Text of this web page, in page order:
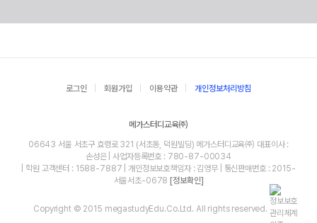
로그인 회원가입 이용약관 개인정보처리방침
메가스터디교육㈜
06643 서울 서초구 효령로 321 (서초동, 덕원빌딩) 메가스터디교육㈜ 대표이사 :
손성은 | 사업자등록번호 : 780-87-00034
| 학원 고객센터 : 1588-7887 | 개인정보보호책임자 : 김영무 | 통신판매번호 : 2015-
서울서초-0678 [정보확인]
Copyright © 2015 megastudyEdu.Co.Ltd. All rights reserved.